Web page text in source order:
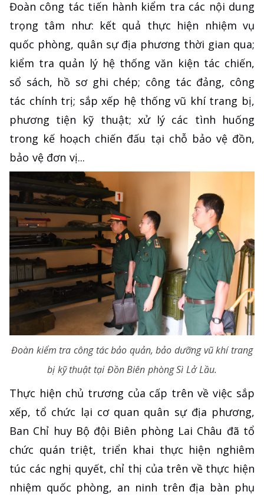
Đoàn công tác tiến hành kiểm tra các nội dung
trọng tâm như: kết quả thực hiện nhiệm vụ
quốc phòng, quân sự địa phương thời gian qua;
kiểm tra quản lý hệ thống văn kiện tác chiến,
sổ sách, hồ sơ ghi chép; công tác đảng, công
tác chính trị; sắp xếp hệ thống vũ khí trang bị,
phương tiện kỹ thuật; xử lý các tình huống
trong kế hoạch chiến đấu tại chỗ bảo vệ đồn,
bảo vệ đơn vị...
Đoàn kiểm tra công tác bảo quản, bảo dưỡng vũ khí trang
bị kỹ thuật tại Đồn Biên phòng Sì Lở Lầu.
Thực hiện chủ trương của cấp trên về việc sắp
xếp, tổ chức lại cơ quan quân sự địa phương,
Ban Chỉ huy Bộ đội Biên phòng Lai Châu đã tổ
chức quán triệt, triển khai thực hiện nghiêm
túc các nghị quyết, chỉ thị của trên về thực hiện
nhiệm quốc phòng, an ninh trên địa bàn phụ